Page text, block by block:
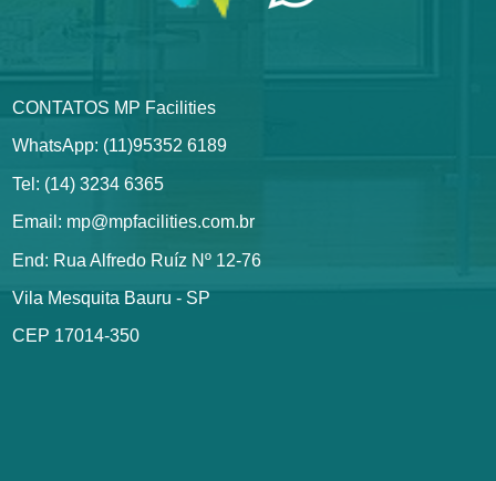
CONTATOS MP Facilities
WhatsApp: (11)95352 6189
Tel: (14) 3234 6365
Email: mp@mpfacilities.com.br
End: Rua Alfredo Ruíz Nº 12-76
Vila Mesquita Bauru - SP
CEP 17014-350